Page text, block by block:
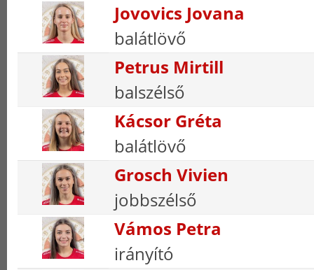
Jovovics Jovana
balátlövő
Petrus Mirtill
balszélső
Kácsor Gréta
balátlövő
Grosch Vivien
jobbszélső
Vámos Petra
irányító